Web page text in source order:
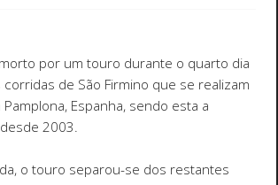
por um touro durante o quarto dia
de São Firmino que se realizam
Espanha, sendo esta a
2003.
o touro separou-se dos restantes